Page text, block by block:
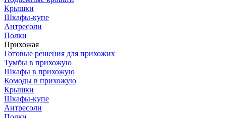
Крышки
Шкафы-купе
Антресоли
Полки
Прихожая
Готовые решения для прихожих
Тумбы в прихожую
Шкафы в прихожую
Комоды в прихожую
Крышки
Шкафы-купе
Антресоли